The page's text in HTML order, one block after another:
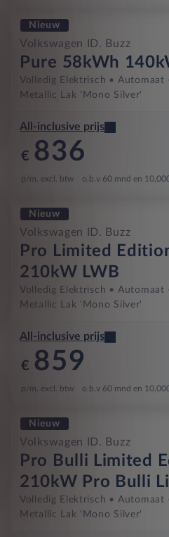
Nieuw
Volkswagen ID. Buzz
Pure 58kWh
Volledig Elektrisch Automaat
Metallic Lak 'Mono Silver'
All-inclusive prijs
€ 836
p/m. excl. btw o.b.v 60 mnd en
Nieuw
Volkswagen ID. Buzz
Pro Limited
210kW LWB
Volledig Elektrisch Automaat
Metallic Lak 'Mono Silver'
All-inclusive prijs
€ 859
p/m. excl. btw o.b.v 60 mnd en
Nieuw
Volkswagen ID. Buzz
Pro Bulli Limited
210kW Pro Bulli
Volledig Elektrisch Automaat
Metallic Lak 'Mono Silver'